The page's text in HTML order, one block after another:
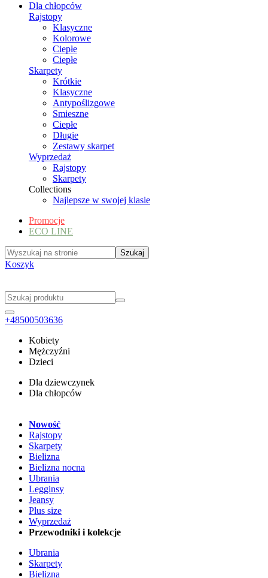
Dla chłopców
Rajstopy
Klasyczne
Kolorowe
Ciepłe
Ciepłe
Skarpety
Krótkie
Klasyczne
Antypoślizgowe
Smieszne
Ciepłe
Długie
Zestawy skarpet
Wyprzedaż
Rajstopy
Skarpety
Collections
Najlepsze w swojej klasie
Promocje
ECO LINE
Koszyk
+48500503636
Kobiety
Mężczyźni
Dzieci
Dla dziewczynek
Dla chłopców
Nowość
Rajstopy
Skarpety
Bielizna
Bielizna nocna
Ubrania
Legginsy
Jeansy
Plus size
Wyprzedaż
Przewodniki i kolekcje
Ubrania
Skarpety
Bielizna